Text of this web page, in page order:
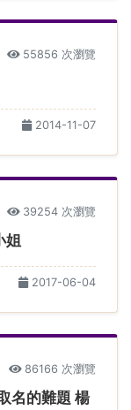
55856 次瀏覽
2014-11-07
39254 次瀏覽
姐
2017-06-04
86166 次瀏覽
名的難題 楊